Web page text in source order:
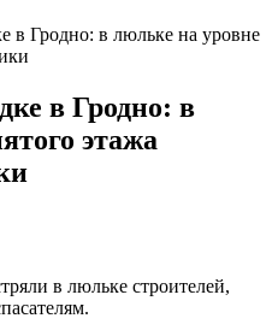
в Гродно: в люльке на уровне
в Гродно: в
этажа
в люльке строителей,